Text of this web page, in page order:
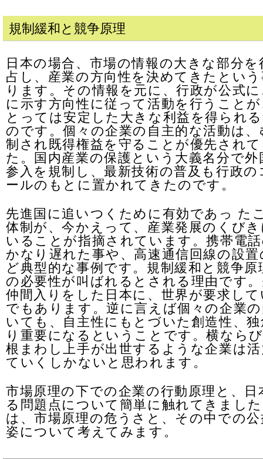
規制緩和と競争原理
日本の場合、市場の情報の大きな部分を
占し、産業の方向性を決めてきたとい
ります。その情報を元に、行政が公式
に示す方向性に従って活動を行うこと
とっては安定した大きな利益を得られ
のです。個々の企業の自主的な活動は
制され既得権益を守ることが優先され
た。国内産業の保護という大義名分で外
参入を規制し、最新技術の普及も行政
ールのもとに置かれてきたのです。
先進国に追いつくために有効であっ た
体制が、今かえって、産業発展のくび
いることが指摘されています。携帯電
かなり遅れた事や、高速通信回線の設
ど典型的な事例です。規制緩和と競争原
の必要性が叫ばれるとされる理由です
仲間入りをした日本に、世界が要求し
でもあります。逆に言えば個々の企業
いても、自主性にもとづいた創造性、
り重要になるということです。横なら
根まわし上手が出世するような企業は
ていくしかないと思われます。
市場原理の下での企業の行動原理と、日
る問題点について簡単に触れてきまし
は、市場原理の危うさと、その中での
姿について考えてみます。